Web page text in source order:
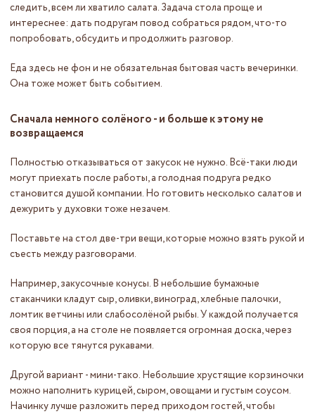
следить, всем ли хватило салата. Задача стола проще и
интереснее: дать подругам повод собраться рядом, что-то
попробовать, обсудить и продолжить разговор.
Еда здесь не фон и не обязательная бытовая часть вечеринки.
Она тоже может быть событием.
Сначала немного солёного - и больше к этому не
возвращаемся
Полностью отказываться от закусок не нужно. Всё-таки люди
могут приехать после работы, а голодная подруга редко
становится душой компании. Но готовить несколько салатов и
дежурить у духовки тоже незачем.
Поставьте на стол две-три вещи, которые можно взять рукой и
съесть между разговорами.
Например, закусочные конусы. В небольшие бумажные
стаканчики кладут сыр, оливки, виноград, хлебные палочки,
ломтик ветчины или слабосолёной рыбы. У каждой получается
своя порция, а на столе не появляется огромная доска, через
которую все тянутся рукавами.
Другой вариант - мини-тако. Небольшие хрустящие корзиночки
можно наполнить курицей, сыром, овощами и густым соусом.
Начинку лучше разложить перед приходом гостей, чтобы